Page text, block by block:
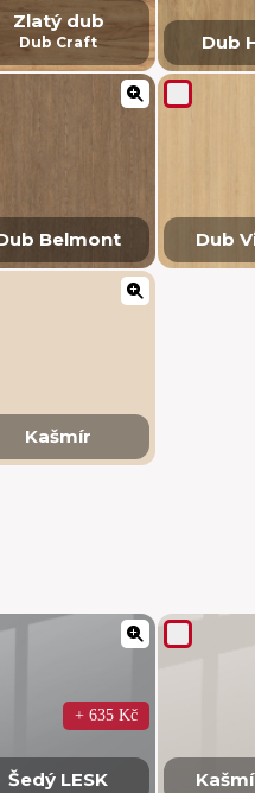
Zlatý dub
Dub Craft Dub
Belmont Dub
Kašmír
Šedý LESK
+ 635 Kč